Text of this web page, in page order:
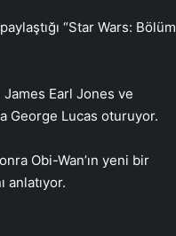
“Star Wars: Bölüm
Earl Jones ve
George Lucas oturuyor.
Obi-Wan’ın yeni bir
anlatıyor.